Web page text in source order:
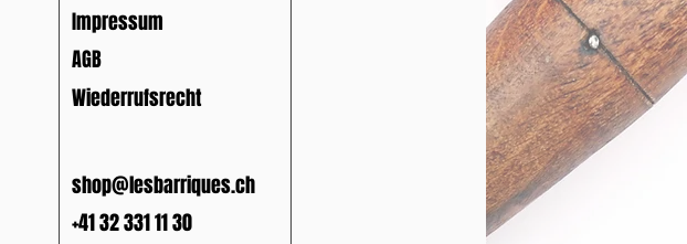
Impressum
AGB
Wiederrufsrecht
shop@lesbarriques.ch
+41 32 331 11 30